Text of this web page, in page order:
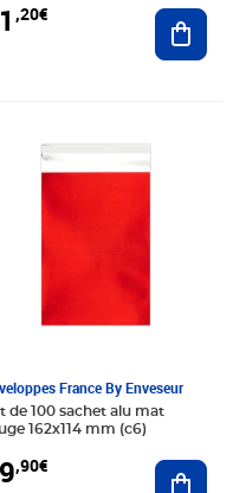
panier
,20€
panier
France By Enveseur
de 100 sachet alu mat
162x114 mm (c6)
,90€